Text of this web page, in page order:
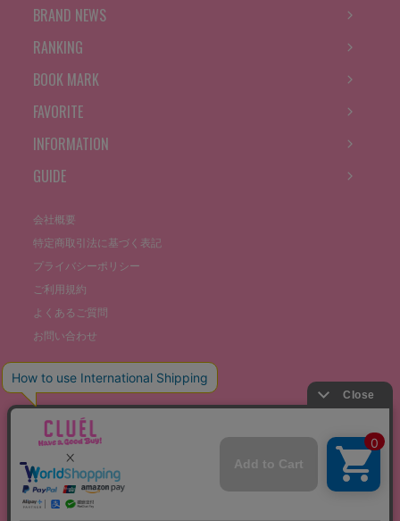
BRAND NEWS
RANKING
BOOK MARK
FAVORITE
INFORMATION
GUIDE
会社概要
特定商取引法に基づく表記
プライバシーポリシー
ご利用規約
よくあるご質問
お問い合わせ
©THE STOCKS CO., LTD